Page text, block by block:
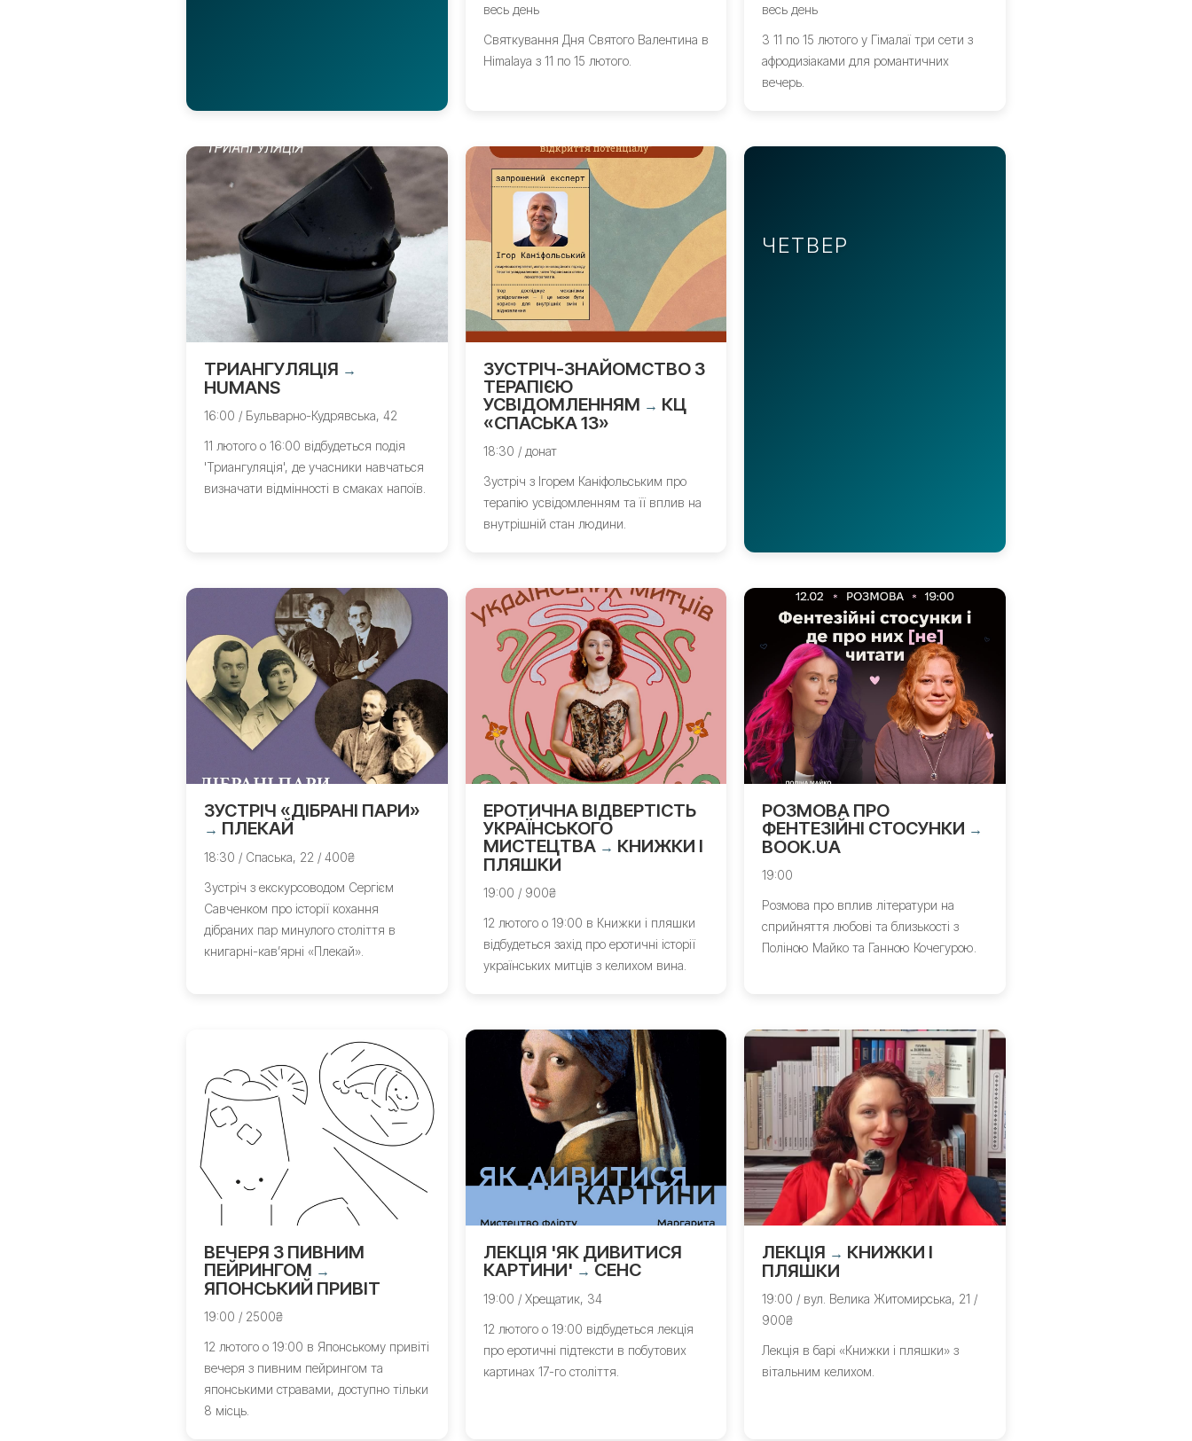
весь день
Святкування Дня Святого Валентина в
Himalaya з 11 по 15 лютого.
весь день
З 11 по 15 лютого у Гімалаї три сети з
афродизіаками для романтичних
вечерь.
ТРИАНГУЛЯЦІЯ →
HUMANS
16:00 / Бульварно-Кудрявська, 42
11 лютого о 16:00 відбудеться подія
'Триангуляція', де учасники навчаться
визначати відмінності в смаках напоїв.
ЗУСТРІЧ-ЗНАЙОМСТВО З
ТЕРАПІЄЮ
УСВІДОМЛЕННЯМ → КЦ
«СПАСЬКА 13»
18:30 / донат
Зустріч з Ігорем Каніфольським про
терапію усвідомленням та її вплив на
внутрішній стан людини.
ЧЕТВЕР
ЗУСТРІЧ «ДІБРАНІ ПАРИ»
→ ПЛЕКАЙ
18:30 / Спаська, 22 / 400₴
Зустріч з екскурсоводом Сергієм
Савченком про історії кохання
дібраних пар минулого століття в
книгарні-кав’ярні «Плекай».
ЕРОТИЧНА ВІДВЕРТІСТЬ
УКРАЇНСЬКОГО
МИСТЕЦТВА → КНИЖКИ І
ПЛЯШКИ
19:00 / 900₴
12 лютого о 19:00 в Книжки і пляшки
відбудеться захід про еротичні історії
українських митців з келихом вина.
РОЗМОВА ПРО
ФЕНТЕЗІЙНІ СТОСУНКИ →
BOOK.UA
19:00
Розмова про вплив літератури на
сприйняття любові та близькості з
Поліною Майко та Ганною Кочегурою.
ВЕЧЕРЯ З ПИВНИМ
ПЕЙРИНГОМ →
ЯПОНСЬКИЙ ПРИВІТ
19:00 / 2500₴
12 лютого о 19:00 в Японському привіті
вечеря з пивним пейрингом та
японськими стравами, доступно тільки
8 місць.
ЛЕКЦІЯ 'ЯК ДИВИТИСЯ
КАРТИНИ' → СЕНС
19:00 / Хрещатик, 34
12 лютого о 19:00 відбудеться лекція
про еротичні підтексти в побутових
картинах 17-го століття.
ЛЕКЦІЯ → КНИЖКИ І
ПЛЯШКИ
19:00 / вул. Велика Житомирська, 21 /
900₴
Лекція в барі «Книжки і пляшки» з
вітальним келихом.